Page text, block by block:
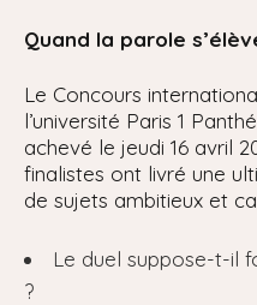
Quand la parole
Le Concours
l’université Paris 1
achevé le jeudi 16 avril
finalistes ont livré une
de sujets ambitieux et
Le duel suppose-t-il
?